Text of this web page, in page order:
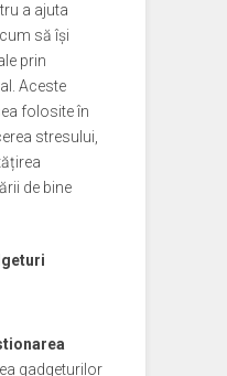
a ajuta
să își
prin
Aceste
folosite în
stresului,
de bine
gadgeturilor